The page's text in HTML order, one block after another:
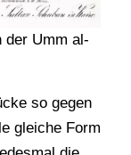
der Umm al-
so gegen
gleiche Form